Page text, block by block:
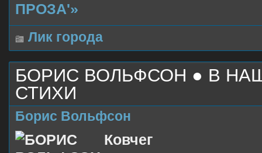
ПРОЗА'»
Лик города
БОРИС ВОЛЬФСОН ● В
СТИХИ
Борис Вольфсон
Ковчег